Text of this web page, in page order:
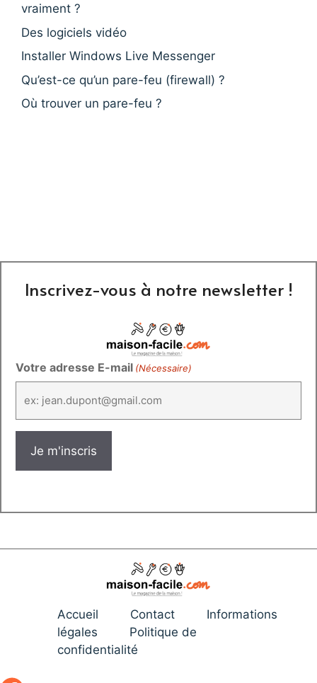
vraiment ?
Des logiciels vidéo
Installer Windows Live Messenger
Qu’est-ce qu’un pare-feu (firewall) ?
Où trouver un pare-feu ?
Inscrivez-vous à notre newsletter !
Votre adresse E-mail (Nécessaire)
Accueil Contact
Informations
légales
Politique de
confidentialité